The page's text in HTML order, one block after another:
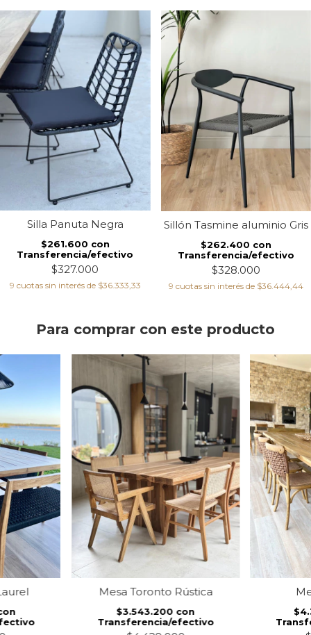
Silla Panuta Negra
$327.000
$261.600 con
Transferencia/efectivo
9 cuotas sin interés de $36.333,33
Sillón Tasmine aluminio Gris
$328.000
$262.400 con
Transferencia/efectivo
9 cuotas sin interés de $36.444,44
Para comprar con este producto
Mesa Toronto Rústica
$3.543.200 con
Transferencia/efectivo